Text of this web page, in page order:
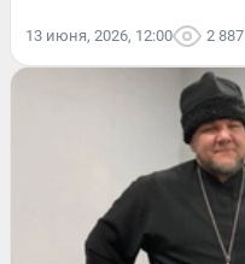
13 июня, 2026, 12:00 2 887